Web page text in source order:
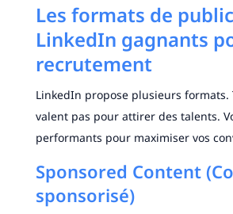
Les formats de
LinkedIn gagnants
recrutement
LinkedIn propose plusieurs formats.
valent pas pour attirer des talents.
performants pour maximiser vos
Sponsored Content
sponsorisé)